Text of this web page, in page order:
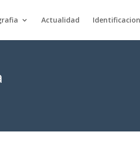
Actualidad